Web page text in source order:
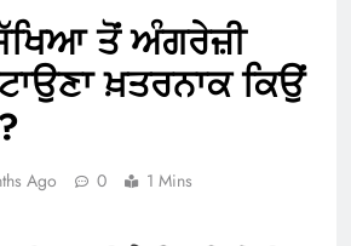
ਤੋਂ ਅੰਗਰੇਜ਼ੀ
ਖ਼ਤਰਨਾਕ ਕਿਉਂ
Ago 0 1 Mins